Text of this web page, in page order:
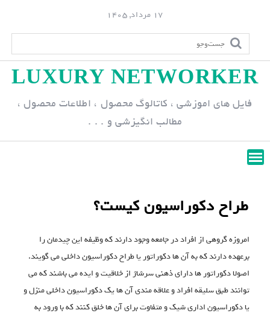
p
n
17 مرداد, 1405
LUXURY NETWORKER
فایل های اموزشی ، کاتالوگ محصول ، اطلاعات محصول ،
مطالب انگیزشی و . . .
طراح دکوراسیون کیست؟
امروزه گروهی از افراد در جامعه وجود دارند که وظیفه این چیدمان را
برعهده دارند که به آن ها دکوراتور یا طراح دکوراسیون داخلی می گویند.
اصولا دکوراتور ها دارای ذهنی سرشاژ از خلاقیت و ایده می باشند که می
توانند طبق سلیقه افراد و علاقه مندی آن ها یک دکوراسیون داخلی منزل و
یا دکوراسیون اداری شیک و متفاوت برای آن ها خلق کنند که با ورود به